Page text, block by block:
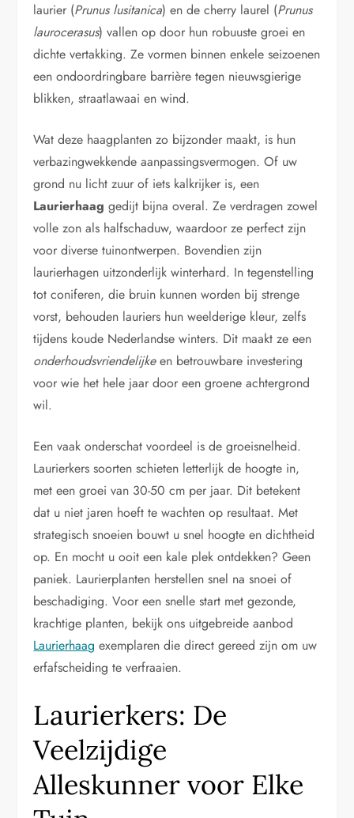
laurier (Prunus lusitanica) en de cherry laurel (Prunus
laurocerasus) vallen op door hun robuuste groei en
dichte vertakking. Ze vormen binnen enkele seizoenen
een ondoordringbare barrière tegen nieuwsgierige
blikken, straatlawaai en wind.
Wat deze haagplanten zo bijzonder maakt, is hun
verbazingwekkende aanpassingsvermogen. Of uw
grond nu licht zuur of iets kalkrijker is, een
Laurierhaag gedijt bijna overal. Ze verdragen zowel
volle zon als halfschaduw, waardoor ze perfect zijn
voor diverse tuinontwerpen. Bovendien zijn
laurierhagen uitzonderlijk winterhard. In tegenstelling
tot coniferen, die bruin kunnen worden bij strenge
vorst, behouden lauriers hun weelderige kleur, zelfs
tijdens koude Nederlandse winters. Dit maakt ze een
onderhoudsvriendelijkeen betrouwbare investering
voor wie het hele jaar door een groene achtergrond
wil.
Een vaak onderschat voordeel is de groeisnelheid.
Laurierkers soorten schieten letterlijk de hoogte in,
met een groei van 30-50 cm per jaar. Dit betekent
dat u niet jaren hoeft te wachten op resultaat. Met
strategisch snoeien bouwt u snel hoogte en dichtheid
op. En mocht u ooit een kale plek ontdekken? Geen
paniek. Laurierplanten herstellen snel na snoei of
beschadiging. Voor een snelle start met gezonde,
krachtige planten, bekijk ons uitgebreide aanbod
Laurierhaag exemplaren die direct gereed zijn om uw
erfafscheiding te verfraaien.
Laurierkers: De
Veelzijdige
Alleskunner voor Elke